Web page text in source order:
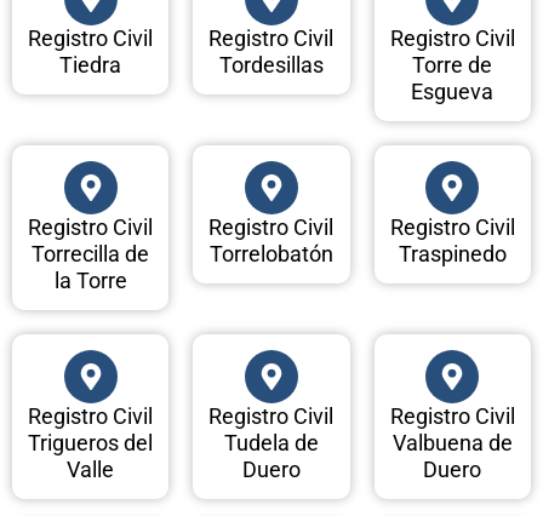
Registro Civil
Tiedra
Registro Civil
Tordesillas
Registro Civil
Torre de
Esgueva
Registro Civil
Torrecilla de
la Torre
Registro Civil
Torrelobatón
Registro Civil
Traspinedo
Registro Civil
Trigueros del
Valle
Registro Civil
Tudela de
Duero
Registro Civil
Valbuena de
Duero